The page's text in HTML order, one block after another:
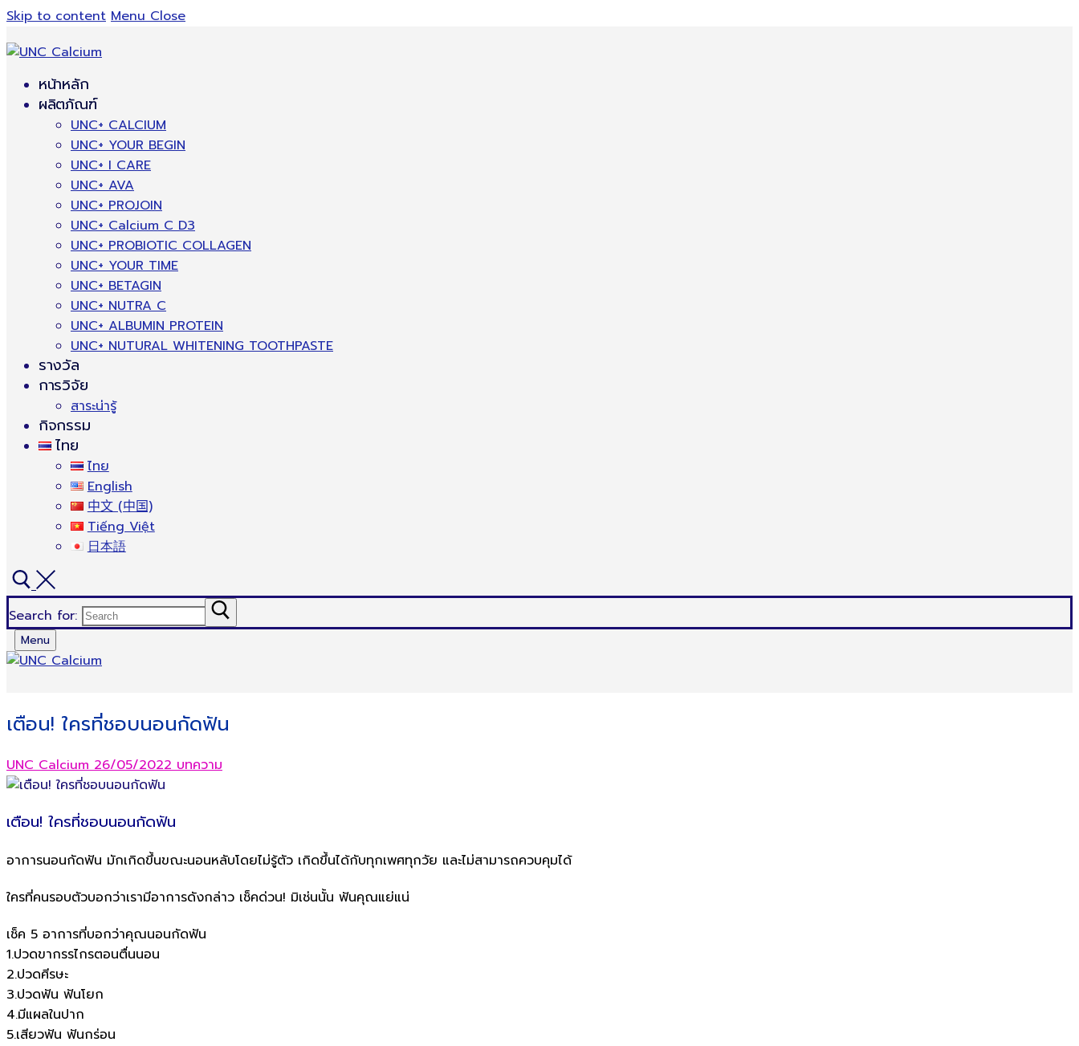
Skip to content Menu Close
หน้าหลัก
ผลิตภัณฑ์
UNC+ CALCIUM
UNC+ YOUR BEGIN
UNC+ I CARE
UNC+ AVA
UNC+ PROJOIN
UNC+ Calcium C D3
UNC+ PROBIOTIC COLLAGEN
UNC+ YOUR TIME
UNC+ BETAGIN
UNC+ NUTRA C
UNC+ ALBUMIN PROTEIN
UNC+ NUTURAL WHITENING TOOTHPASTE
รางวัล
การวิจัย
สาระน่ารู้
กิจกรรม
ไทย
ไทย
English
中文 (中国)
Tiếng Việt
日本語
Search for:
Menu
เตือน! ใครที่ชอบนอนกัดฟัน
UNC Calcium 26/05/2022บทความ
เตือน! ใครที่ชอบนอนกัดฟัน
อาการนอนกัดฟัน มักเกิดขึ้นขณะนอนหลับโดยไม่รู้ตัว เกิดขึ้นได้กับทุกเพศทุกวัย และไม่สามารถควบคุมได้
ใครที่คนรอบตัวบอกว่าเรามีอาการดังกล่าว เช็คด่วน! มิเช่นนั้น ฟันคุณแย่แน่
เช็ค 5 อาการที่บอกว่าคุณนอนกัดฟัน
1.ปวดขากรรไกรตอนตื่นนอน
2.ปวดศีรษะ
3.ปวดฟัน ฟันโยก
4.มีแผลในปาก
5.เสียวฟัน ฟันกร่อน